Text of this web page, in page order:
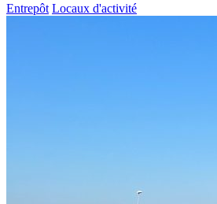
Entrepôt Locaux d'activité